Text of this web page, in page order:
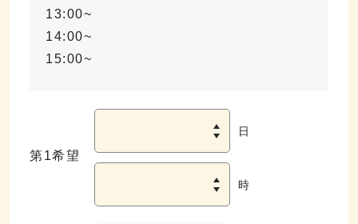
13:00~
14:00~
15:00~
第1希望
日
時